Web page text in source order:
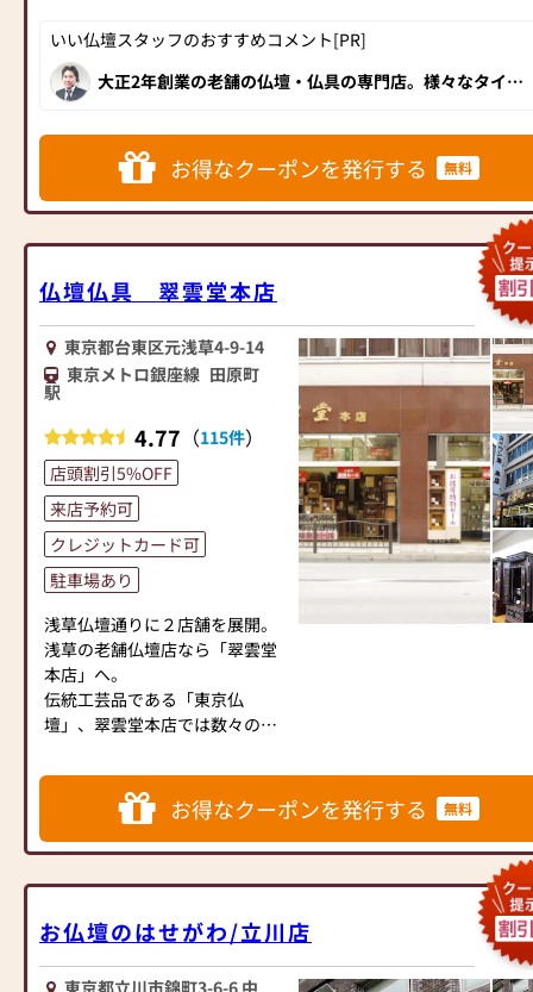
壇のお引き取り無料にて承りま
す。
皆様のご来店お待ちしておりま
初めてのお客様も分から
ない事だらけ、どうしたら良い
か？何をしたらいいの？ご不安
ご相談ご質問だけでもベ
質問お問合せ下さい。
お客様の偲ぶお心を第一
にアドバイスさせて頂きます。
お気軽にスッタフまでお
声を掛けて下さいませ。随時ご
来店予約も承っております。
お値打ち品は数に限りが
ございます。どうぞ皆様お早め
にご来店下さいませ。
＝☆＝☆＝☆＝☆＝☆＝☆＝☆
＝☆＝☆＝☆＝☆＝☆＝☆＝☆
＝☆＝☆＝☆＝☆＝☆＝☆＝☆
＝☆＝☆＝☆＝☆＝☆＝☆＝☆
＝＝☆＝☆
■日本堂なら国産仏壇も大特
価！オリジナル商品も多数展示
中！
仏壇」も他社には無い展示数！
■当店は「唐木仏壇」「家具調
仏壇」「現代仏壇」「伝統工芸
仏壇」を見て選べるお店です！
お気軽に
お問い合わせください。
お部屋にピッタリな豊富なサイ
ズとデザインのモダン仏壇をセ
ール価格にて展示しておりま
もちろん「東京仏壇」「徳島唐
木仏壇」の銘品仏壇も見ごたえ
充分！！8/31まで大幅値下げを
実施中です!!是非一度、ご家族
スッタフ一同、皆様のご来店を
型仏壇、祖霊舎まで豊富な品揃
え。
お仏壇は下見が大切です。
来店ください。
仏壇・仏事についてのご相談も
13名の仏事コーディネーター資
受付けます。
どこよりも安い価格で、どこよ
りも親切な接客でお待ちしてお
ります。
また、下の「イチ押し記事」の
コーナーより当店ホームページ
に入れます。
そちらに、たくさんのお仏壇が
紹介されておりますので、是非
ご覧ください。
【営業時間】
9:00～18:00 年中無休 ※特別休
業（12/29～1/3）
東京メトロ銀座線「田原町」下
車 徒歩2分
専用駐車場あり
いい仏壇スタッフのおすすめコメント[PR]
大正2年創業の老舗の仏壇・仏具の専門店。様々なタイプ
の高品質なお仏壇を豊富に取り揃え、 新築したばかりの
丁寧に説明してくださる接客対応も安心です。
お得なクーポンを発行する 無料
仏壇仏具 翠雲堂本店
東京都台東区元浅草4-9-14
東京メトロ銀座線 田原町
駅
4.77 （115件）
店頭割引5%OFF
来店予約可
クレジットカード可
駐車場あり
浅草仏壇通りに２店舗を展開。
浅草の老舗仏壇店なら「翠雲堂
本店」へ。
伝統工芸品である「東京仏
壇」、翠雲堂本店では数々の受
おります。他店ではないクオリ
ティの高い、本物志向のお仏壇
をぜひ見にいらしてください。
家具調仏壇から伝統型仏壇・金
仏壇、手ごろな値段のものから
超高級品まで幅広く取り揃えて
お得なクーポンを発行する 無料
お仏壇のはせがわ/立川店
東京都立川市錦町3-6-6 中